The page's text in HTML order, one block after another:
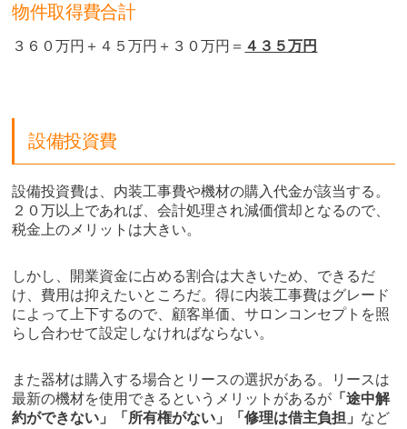
物件取得費合計
３６０万円＋４５万円＋３０万円＝ ４３５万円
設備投資費
設備投資費は、内装工事費や機材の購入代金が該当する。
２０万以上であれば、会計処理され減価償却となるので、
税金上のメリットは大きい。
しかし、開業資金に占める割合は大きいため、できるだ
け、費用は抑えたいところだ。得に内装工事費はグレード
によって上下するので、顧客単価、サロンコンセプトを照
らし合わせて設定しなければならない。
また器材は購入する場合とリースの選択がある。リースは
最新の機材を使用できるというメリットがあるが 「途中解
約ができない」「所有権がない」「修理は借主負担」 など